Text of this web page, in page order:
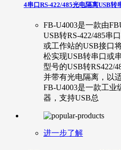
4串口RS-422/485光电隔离USB转
FB-U4003是一款由
USB转RS-422/485串
或工作站的USB接口
松实现USB转串口或
型号的USB转RS422/
并带有光电隔离，以
FB-U4003是一款工业
器，支持USB总
进一步了解